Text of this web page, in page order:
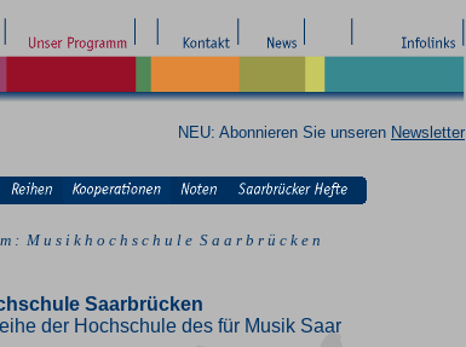
NEU: Abonnieren Sie unseren Newsletter
: M u s i k h o c h s c h u l e S a a r b r ü c k e n
Saarbrücken
der Hochschule des für Musik Saar